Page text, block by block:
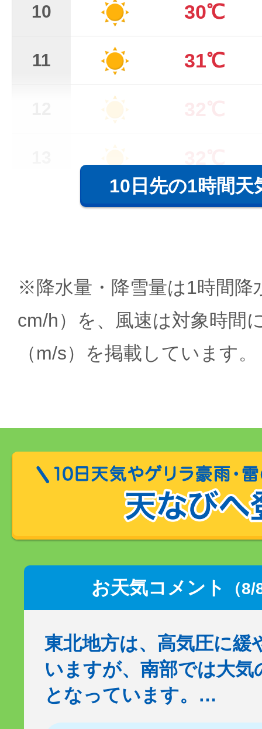
10 30℃
11 31℃
10日先の1時間天
※降水量・降雪量は1時間降
cm/h）を、風速は対象時間
（m/s）を掲載しています。
お天気コメント （
東北地方は、高気圧に緩
いますが、南部では大気
となっています。…